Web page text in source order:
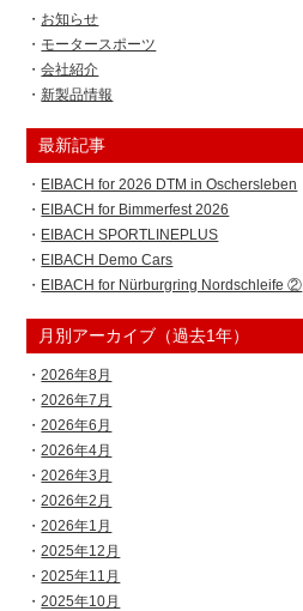
お知らせ
モータースポーツ
会社紹介
新製品情報
最新記事
EIBACH for 2026 DTM in Oschersleben
EIBACH for Bimmerfest 2026
EIBACH SPORTLINEPLUS
EIBACH Demo Cars
EIBACH for Nürburgring Nordschleife ②
月別アーカイブ（過去1年）
2026年8月
2026年7月
2026年6月
2026年4月
2026年3月
2026年2月
2026年1月
2025年12月
2025年11月
2025年10月